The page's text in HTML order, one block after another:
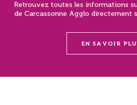
Retrouvez toutes les informations
de Carcassonne Agglo directement
EN SAVOIR